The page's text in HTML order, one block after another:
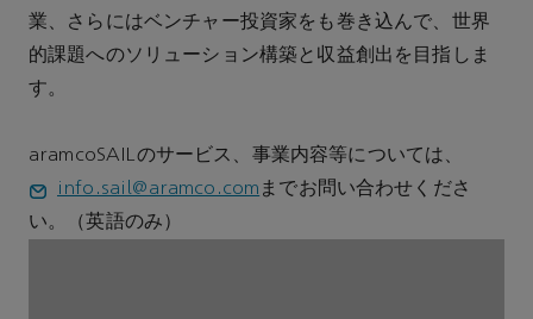
業、さらにはベンチャー投資家をも巻き込んで、世界
的課題へのソリューション構築と収益創出を目指しま
す。
aramcoSAILのサービス、事業内容等については、
info.sail@aramco.com までお問い合わせくださ
い。（英語のみ）